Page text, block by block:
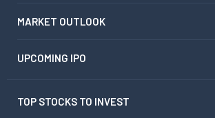
MARKET OUTLOOK
UPCOMING IPO
TOP STOCKS TO INVEST